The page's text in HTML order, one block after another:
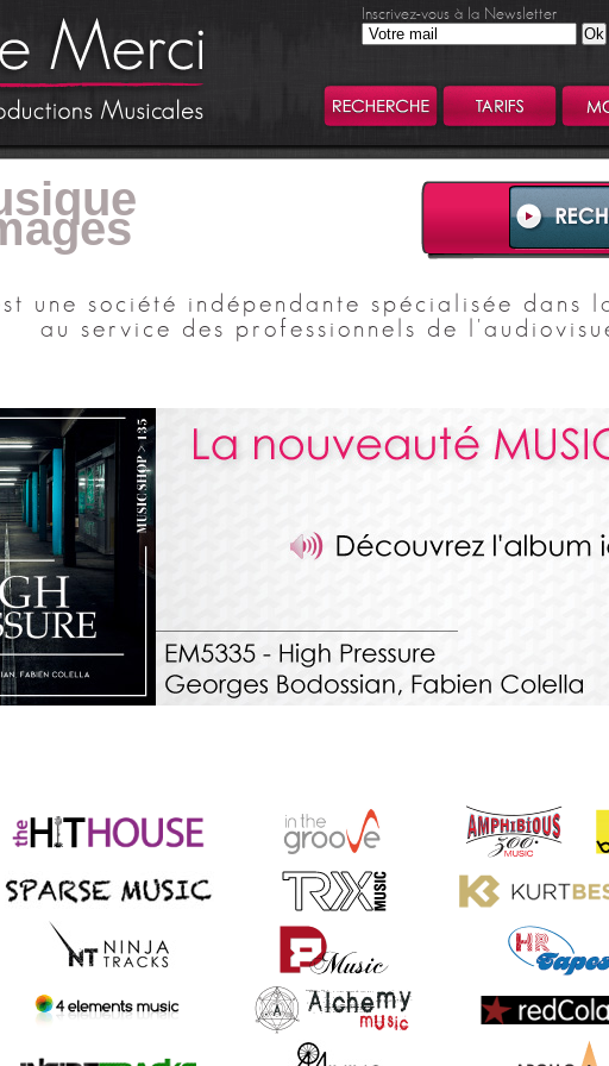
Inscrivez-vous à la Newsletter
une société indépendante spécialisée dans
au service des professionnels de